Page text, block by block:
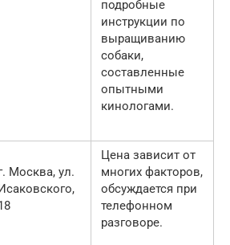
подробные
инструкции по
выращиванию
собаки,
составленные
опытными
кинологами.
Москва, ул.
Цена зависит от
многих факторов,
обсуждается при
телефонном
разговоре.